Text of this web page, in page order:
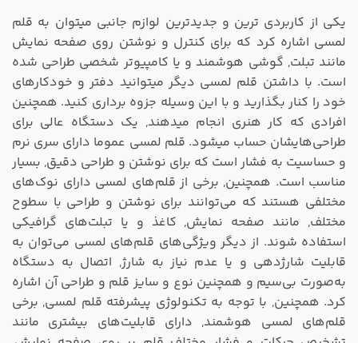
یکی از کاربردی ترین و جدیدترین لوازم جانبی میتوان به قلم
لمسی اشاره کرد که برای کنترل و نوشتن روی صفحه نمایش
مانند تبلت, گوشی هوشمند و یا کامپیوتر شخصی طراحی شده
است. با داشتن قلم لمسی دیگر میتوانید دفتر و خودکارهای
خود را کنار بگذارید و با این وسیله جزوه برداری کنید. همچنین
افرادی که کار هنری انجام میدهند, یک دستگاه عالی برای
طراحی‎‌هایشان حساب میشود. قلم لمسی عموما دارای سری نرم
و حساسیت به فشار است که برای نوشتن و طراحی دقیق, بسیار
مناسب است. همچنین, برخی از قلم‌های لمسی دارای نوک‌های
مختلفی هستند که می‌توانند برای نوشتن و طراحی با سطوح
مختلف, مانند صفحه نمایش, کاغذ و یا تبلت‌های گرافیکی
استفاده شوند. از دیگر ویژگی‌های قلم‌های لمسی می‌توان به
قابلیت شارژدهی و یا عدم نیاز به شارژ, اتصال به دستگاه
به‌صورت بی‌سیم و همچنین نوع و سایز قلم و طراحی آن اشاره
کرد. همچنین, با توجه به تکنولوژی پیشرفته قلم لمسی, برخی
قلم‌های لمسی هوشمند, دارای قابلیت‌های بیشتری مانند